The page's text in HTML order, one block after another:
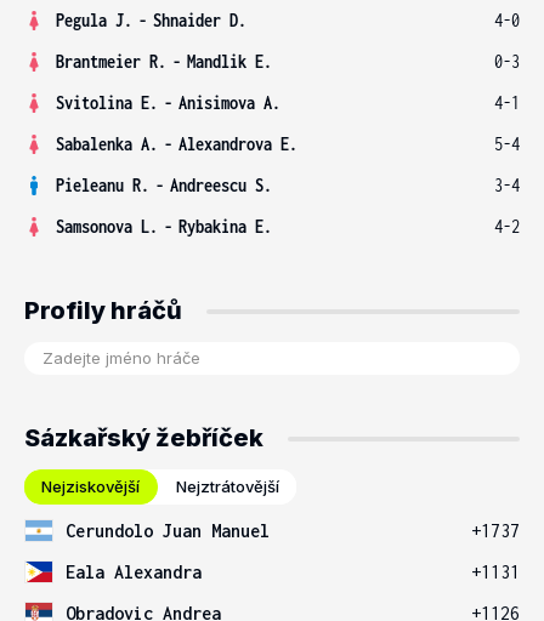
Pegula J. - Shnaider D.
4-0
Brantmeier R. - Mandlik E.
0-3
Svitolina E. - Anisimova A.
4-1
Sabalenka A. - Alexandrova E.
5-4
Pieleanu R. - Andreescu S.
3-4
Samsonova L. - Rybakina E. 4-2
Profily hráčů
Sázkařský žebříček
Nejziskovější Nejztrátovější
Cerundolo Juan Manuel
+1737
Eala Alexandra
+1131
Obradovic Andrea
+1126